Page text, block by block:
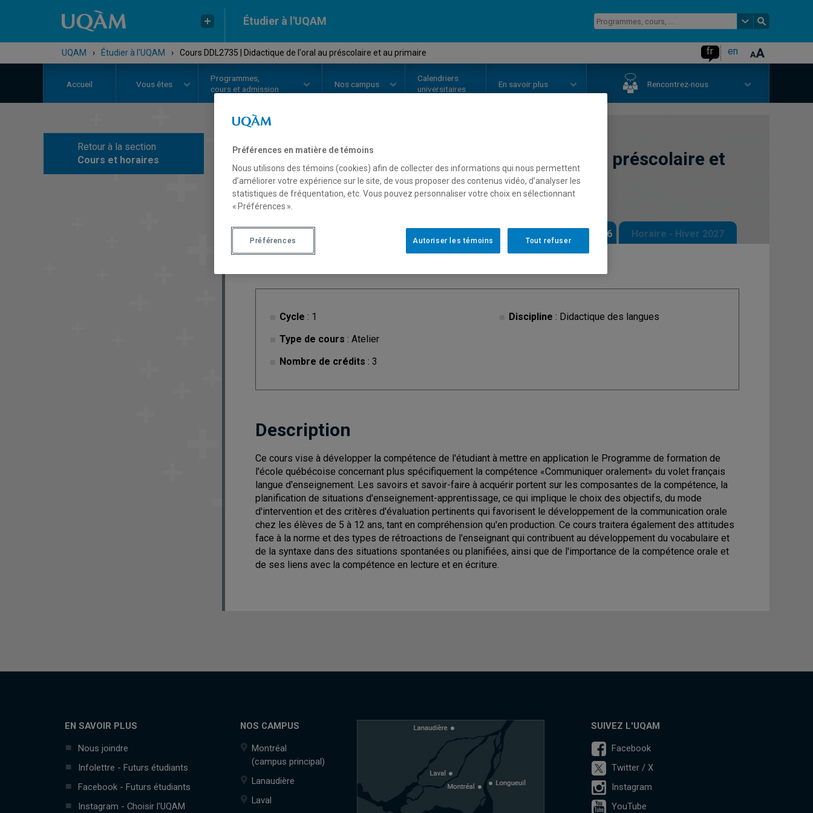
Étudier à l'UQAM
UQAM › Étudier à l'UQAM › Cours DDL2735 | Didactique de l'oral au préscolaire et au primaire fr en
Accueil Vous êtes
Programmes,
cours et admission
Nos campus
Calendriers
universitaires
En savoir plus Rencontrez-nous
Retour à la section
Cours et horaires
COURS// DDL2735
Didactique de l'oral au préscolaire et
au primaire
Horaire - Automne 2026 Horaire - Hiver 2027
Cycle : 1
Type de cours : Atelier
Nombre de crédits : 3
Discipline : Didactique des langues
Description
Ce cours vise à développer la compétence de l'étudiant à mettre en application le Programme de formation de
l'école québécoise concernant plus spécifiquement la compétence «Communiquer oralement» du volet français
langue d'enseignement. Les savoirs et savoir-faire à acquérir portent sur les composantes de la compétence, la
planification de situations d'enseignement-apprentissage, ce qui implique le choix des objectifs, du mode
d'intervention et des critères d'évaluation pertinents qui favorisent le développement de la communication orale
chez les élèves de 5 à 12 ans, tant en compréhension qu'en production. Ce cours traitera également des attitudes
face à la norme et des types de rétroactions de l'enseignant qui contribuent au développement du vocabulaire et
de la syntaxe dans des situations spontanées ou planifiées, ainsi que de l'importance de la compétence orale et
de ses liens avec la compétence en lecture et en écriture.
EN SAVOIR PLUS
Nous joindre
Infolettre - Futurs étudiants
Facebook - Futurs étudiants
Instagram - Choisir l'UQAM
NOS CAMPUS
Montréal
(campus principal)
Lanaudière
Laval
SUIVEZ L'UQAM
Facebook
Twitter / X
Instagram
YouTube
Préférences en matière de témoins
Nous utilisons des témoins (cookies) afin de collecter des informations qui nous permettent
d’améliorer votre expérience sur le site, de vous proposer des contenus vidéo, d’analyser les
statistiques de fréquentation, etc. Vous pouvez personnaliser votre choix en sélectionnant
« Préférences ».
Tout refuser
Autoriser les témoins
Préférences